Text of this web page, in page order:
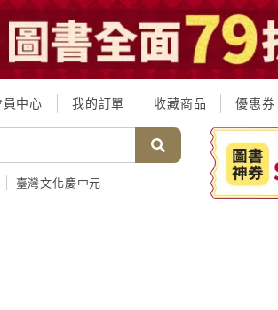
員中心 我的訂單 收藏商品 優惠券
臺灣文化慶中元